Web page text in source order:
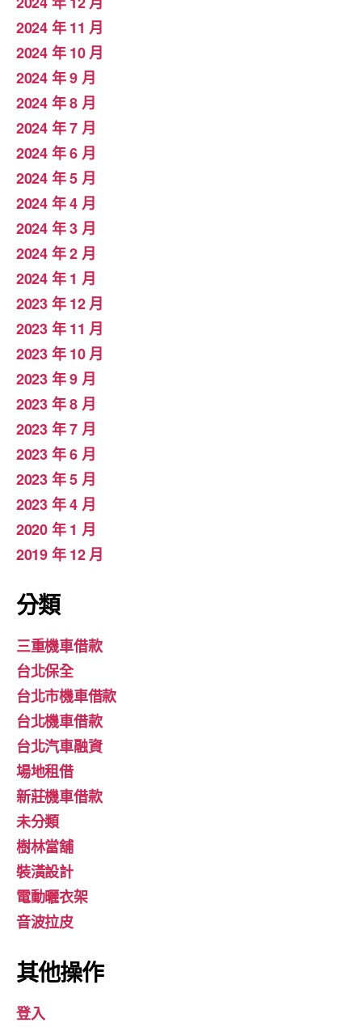
2024 年 11 月
2024 年 10 月
2024 年 9 月
2024 年 8 月
2024 年 7 月
2024 年 6 月
2024 年 5 月
2024 年 4 月
2024 年 3 月
2024 年 2 月
2024 年 1 月
2023 年 12 月
2023 年 11 月
2023 年 10 月
2023 年 9 月
2023 年 8 月
2023 年 7 月
2023 年 6 月
2023 年 5 月
2023 年 4 月
2020 年 1 月
2019 年 12 月
分類
三重機車借款
台北保全
台北市機車借款
台北機車借款
台北汽車融資
場地租借
新莊機車借款
未分類
樹林當舖
裝潢設計
電動曬衣架
音波拉皮
其他操作
登入